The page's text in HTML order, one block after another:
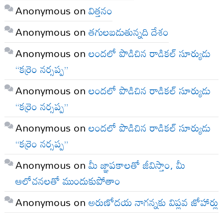
Anonymous onవిత్తనం
Anonymous onతగులబడుతున్నది దేశం
Anonymous onలందలో పొడిచిన రాడికల్ సూర్యుడు
“కర్రెం నర్సప్ప”
Anonymous onలందలో పొడిచిన రాడికల్ సూర్యుడు
“కర్రెం నర్సప్ప”
Anonymous onలందలో పొడిచిన రాడికల్ సూర్యుడు
“కర్రెం నర్సప్ప”
Anonymous onమీ జ్ఞాపకాలతో జీవిస్తాం, మీ
ఆలోచనలతో ముందుకుపోతాం
Anonymous onఅరుణోదయ నాగన్నకు విప్లవ జోహార్లు